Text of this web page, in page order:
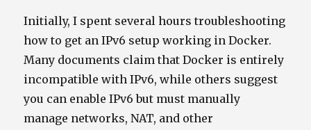
Initially, I spent several hours troubleshooting
how to get an IPv6 setup working in Docker.
Many documents claim that Docker is entirely
incompatible with IPv6, while others suggest
you can enable IPv6 but must manually
manage networks, NAT, and other